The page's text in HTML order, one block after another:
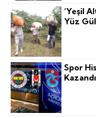
‘Yeşil
Yüz
Spor